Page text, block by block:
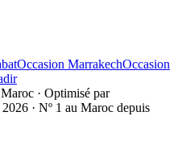
Occasion MarrakechOccasion
· Optimisé par
· Nº 1 au Maroc depuis